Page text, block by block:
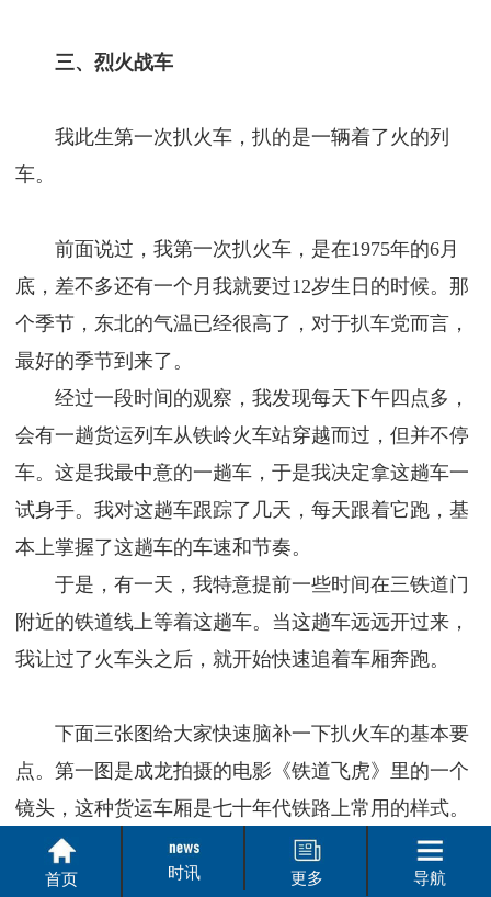
三、烈火战车
我此生第一次扒火车，扒的是一辆着了火的列
车。
前面说过，我第一次扒火车，是在1975年的6月
底，差不多还有一个月我就要过12岁生日的时候。那
个季节，东北的气温已经很高了，对于扒车党而言，
最好的季节到来了。
经过一段时间的观察，我发现每天下午四点多，
会有一趟货运列车从铁岭火车站穿越而过，但并不停
车。这是我最中意的一趟车，于是我决定拿这趟车一
试身手。我对这趟车跟踪了几天，每天跟着它跑，基
本上掌握了这趟车的车速和节奏。
于是，有一天，我特意提前一些时间在三铁道门
附近的铁道线上等着这趟车。当这趟车远远开过来，
我让过了火车头之后，就开始快速追着车厢奔跑。
下面三张图给大家快速脑补一下扒火车的基本要
点。第一图是成龙拍摄的电影《铁道飞虎》里的一个
镜头，这种货运车厢是七十年代铁路上常用的样式。
第二图是细节特写，扒火车的时候，你必须用两手死
死抓住车厢把手，两脚牢牢踩住铁梯，用尽双臂和手
首页 时讯 更多 导航